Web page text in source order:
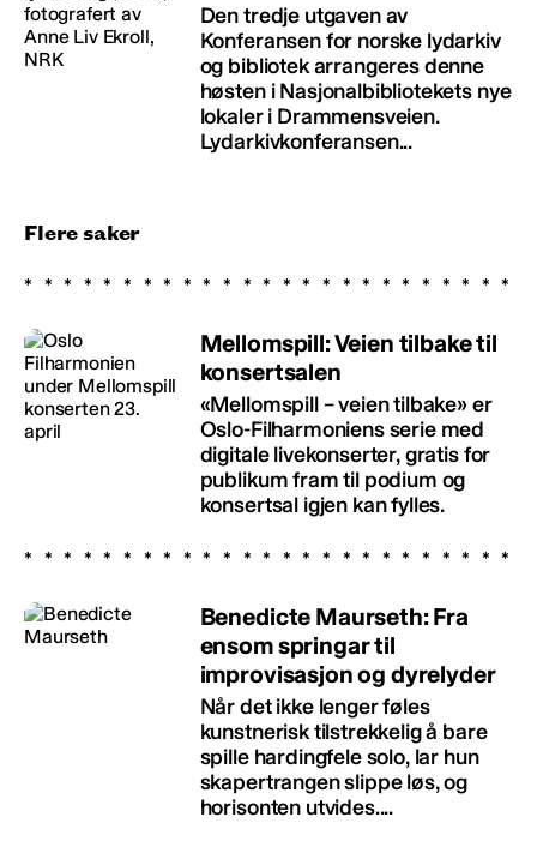
Den tredje utgaven av
Konferansen for norske lydarkiv
og bibliotek arrangeres denne
høsten i Nasjonalbibliotekets nye
lokaler i Drammensveien.
Lydarkivkonferansen...
Flere saker
Mellomspill: Veien tilbake til
konsertsalen
«Mellomspill – veien tilbake» er
Oslo-Filharmoniens serie med
digitale livekonserter, gratis for
publikum fram til podium og
konsertsal igjen kan fylles.
Benedicte Maurseth: Fra
ensom springar til
improvisasjon og dyrelyder
Når det ikke lenger føles
kunstnerisk tilstrekkelig å bare
spille hardingfele solo, lar hun
skapertrangen slippe løs, og
horisonten utvides....